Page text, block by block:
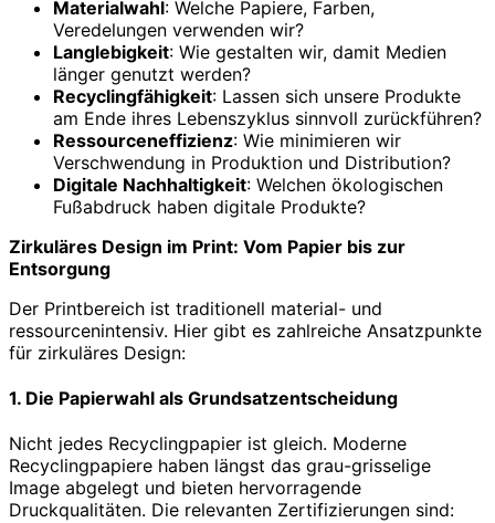
Materialwahl: Welche Papiere, Farben,
Veredelungen verwenden wir?
Langlebigkeit: Wie gestalten wir, damit Medien
länger genutzt werden?
Recyclingfähigkeit: Lassen sich unsere Produkte
am Ende ihres Lebenszyklus sinnvoll zurückführen?
Ressourceneffizienz: Wie minimieren wir
Verschwendung in Produktion und Distribution?
Digitale Nachhaltigkeit: Welchen ökologischen
Fußabdruck haben digitale Produkte?
Zirkuläres Design im Print: Vom Papier bis zur
Entsorgung
Der Printbereich ist traditionell material- und
ressourcenintensiv. Hier gibt es zahlreiche Ansatzpunkte
für zirkuläres Design:
1. Die Papierwahl als Grundsatzentscheidung
Nicht jedes Recyclingpapier ist gleich. Moderne
Recyclingpapiere haben längst das grau-grisselige
Image abgelegt und bieten hervorragende
Druckqualitäten. Die relevanten Zertifizierungen sind: